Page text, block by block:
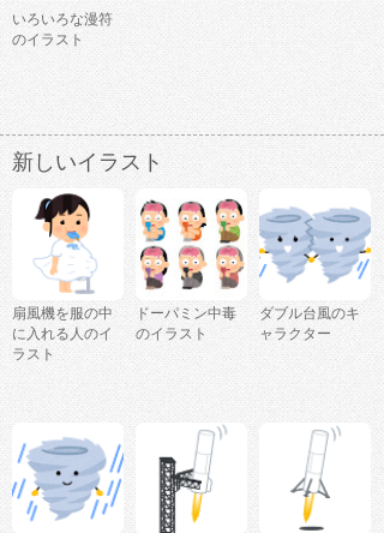
いろいろな漫符
のイラスト
新しいイラスト
扇風機を服の中
に入れる人のイ
ラスト
ドーパミン中毒
のイラスト
ダブル台風のキ
ャラクター